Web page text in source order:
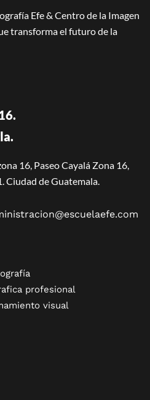
Efe & Centro de la Imagen
transforma el futuro de la
16, Paseo Cayalá Zona 16,
Ciudad de Guatemala.
profesional
visual